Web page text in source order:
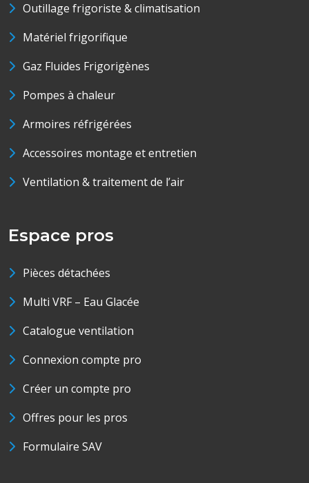
Outillage frigoriste & climatisation
Matériel frigorifique
Gaz Fluides Frigorigènes
Pompes à chaleur
Armoires réfrigérées
Accessoires montage et entretien
Ventilation & traitement de l’air
Espace pros
Pièces détachées
Multi VRF – Eau Glacée
Catalogue ventilation
Connexion compte pro
Créer un compte pro
Offres pour les pros
Formulaire SAV